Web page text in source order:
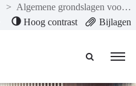
>
Algemene grondslagen voor begroting en jaarstukken
Hoog contrast Bijlagen